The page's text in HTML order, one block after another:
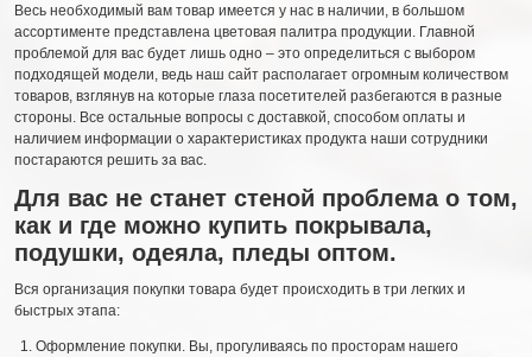
Весь необходимый вам товар имеется у нас в наличии, в большом
ассортименте представлена цветовая палитра продукции. Главной
проблемой для вас будет лишь одно – это определиться с выбором
подходящей модели, ведь наш сайт располагает огромным количеством
товаров, взглянув на которые глаза посетителей разбегаются в разные
стороны. Все остальные вопросы с доставкой, способом оплаты и
наличием информации о характеристиках продукта наши сотрудники
постараются решить за вас.
Для вас не станет стеной проблема о том,
как и где можно купить покрывала,
подушки, одеяла, пледы оптом.
Вся организация покупки товара будет происходить в три легких и
быстрых этапа:
Оформление покупки. Вы, прогуливаясь по просторам нашего